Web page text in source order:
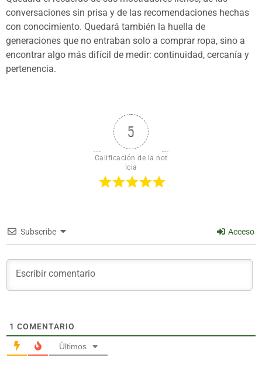
conversaciones sin prisa y de las recomendaciones hechas
con conocimiento. Quedará también la huella de
generaciones que no entraban solo a comprar ropa, sino a
encontrar algo más difícil de medir: continuidad, cercanía y
pertenencia.
5
Calificación de la not
icia
Subscribe Acceso
1 COMENTARIO
Últimos